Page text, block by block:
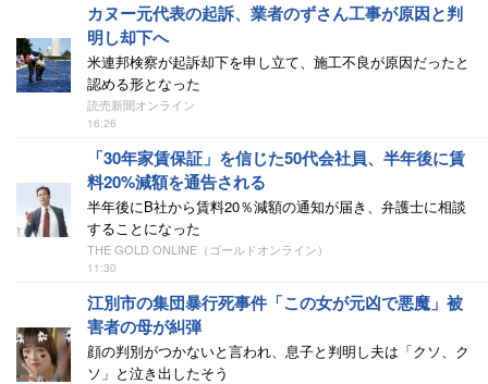
カヌー元代表の起訴、業者のずさん工事が原因と判
明し却下へ
米連邦検察が起訴却下を申し立て、施工不良が原因だったと
認める形となった
読売新聞オンライン
16:26
「30年家賃保証」を信じた50代会社員、半年後に賃
料20%減額を通告される
半年後にB社から賃料20％減額の通知が届き、弁護士に相談
することになった
THE GOLD ONLINE（ゴールドオンライン）
11:30
江別市の集団暴行死事件「この女が元凶で悪魔」被
害者の母が糾弾
顔の判別がつかないと言われ、息子と判明し夫は「クソ、ク
ソ」と泣き出したそう